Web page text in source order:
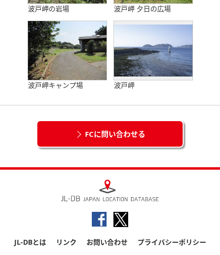
波戸岬の岩場 波戸岬 夕日の広場
波戸岬キャンプ場 波戸岬
FCに問い合わせる
JL-DBとは リンク お問い合わせ プライバシーポリシー